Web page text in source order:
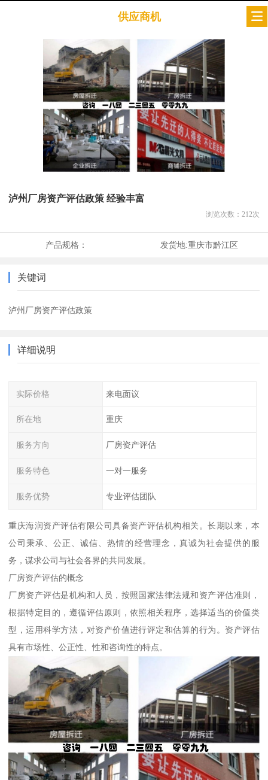
供应商机
泸州厂房资产评估政策 经验丰富
浏览次数： 212次
产品规格： 发货地:重庆市黔江区
关键词
泸州厂房资产评估政策
详细说明
实际价格 来电面议
所在地 重庆
服务方向 厂房资产评估
服务特色 一对一服务
服务优势 专业评估团队
重庆海润资产评估有限公司具备资产评估机构相关。长期以来，本
公司秉承、公正、诚信、热情的经营理念，真诚为社会提供的服
务，谋求公司与社会各界的共同发展。
厂房资产评估的概念
厂房资产评估是机构和人员，按照国家法律法规和资产评估准则，
根据特定目的，遵循评估原则，依照相关程序，选择适当的价值类
型，运用科学方法，对资产价值进行评定和估算的行为。资产评估
具有市场性、公正性、性和咨询性的特点。